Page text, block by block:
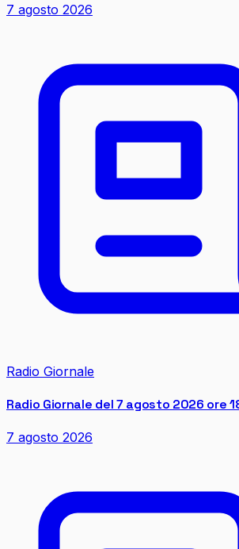
7 agosto 2026
Radio Giornale
Radio Giornale del 7 agosto 2026 ore
7 agosto 2026